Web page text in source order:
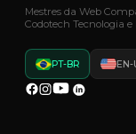
Mestres da Web
Codotech Tecnologia
PT-BR EN-